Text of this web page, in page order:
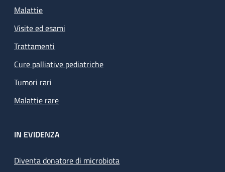
Malattie
Visite ed esami
Trattamenti
Cure palliative pediatriche
Tumori rari
Malattie rare
IN EVIDENZA
Diventa donatore di microbiota